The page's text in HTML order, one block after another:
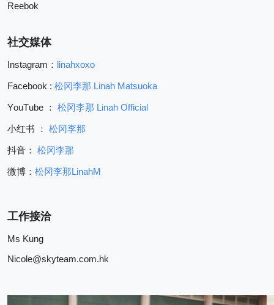
Reebok
社交媒体
Instagram ： linahxoxo
Facebook : 松冈李那 Linah Matsuoka
YouTube ： 松冈李那 Linah Official
小红书 ： 松冈李那
抖音： 松冈李那
微博： 松冈李那LinahM
工作接洽
Ms Kung
Nicole@skyteam.com.hk